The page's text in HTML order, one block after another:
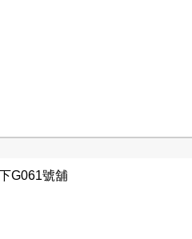
G061號舖